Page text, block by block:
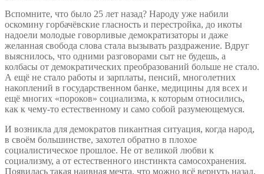
Вспомните, что было 25 лет назад? Народу уже набили
оскомину горбачёвские гласность и перестройка, до икоты
надоели молодые говорливые демократизаторы и даже
желанная свобода слова стала вызывать раздражение. Вдруг
выяснилось, что одними разговорами сыт не будешь, а
колбасы от демократических преобразований больше не стало.
А ещё не стало работы и зарплаты, пенсий, многолетних
накоплений в государственном банке, медицины для всех и
ещё многих «пороков» социализма, к которым относились,
как к чему-то естественному и само собой разумеющемуся.
И возникла для демократов пикантная ситуация, когда народ,
в своём большинстве, захотел обратно в плохое
социалистическое прошлое. Не от великой любви к
социализму, а от естественного инстинкта самосохранения.
Появилась такая наивная мечта, что можно всё вернуть назад,